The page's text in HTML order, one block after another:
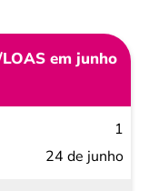
em junho
1
24 de junho